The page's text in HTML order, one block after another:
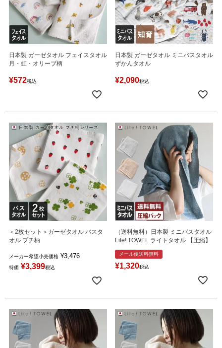
日本製 ガーゼタオル フェイスタオル
月・虹・オリーブ柄
¥572税込
日本製 ガーゼタオル ミニバスタオル
ずかんタオル
¥2,090税込
＜2枚セット＞ガーゼタオル バスタ
オル プチ柄
メーカー希望小売価格 ¥3,476
特価 ¥3,399税込
（送料無料）日本製 ミニバスタオル
Lite! TOWEL ライトタオル 【圧縮】
メール便送料無料
¥1,320税込